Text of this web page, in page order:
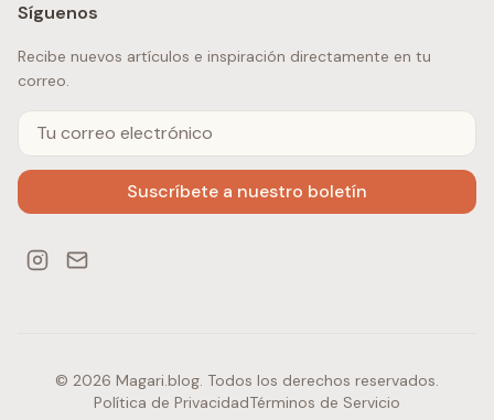
Síguenos
Recibe nuevos artículos e inspiración directamente en tu
correo.
Suscríbete a nuestro boletín
© 2026 Magari.blog. Todos los derechos reservados.
Política de PrivacidadTérminos de Servicio